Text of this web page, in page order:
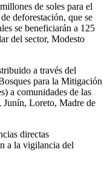
de soles para el
deforestación, que se
se beneficiarán a 125
del sector, Modesto
a través del
para la Mitigación
a comunidades de las
Junín, Loreto, Madre de
directas
a la vigilancia del